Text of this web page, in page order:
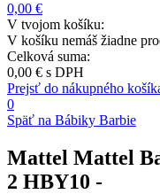
0,00 €
V tvojom košíku:
V košíku nemáš žiadne
Celková suma:
0,00 € s DPH
Prejsť do nákupného
0
Späť na Bábiky Barbie
Mattel Mattel
2 HBY10 -